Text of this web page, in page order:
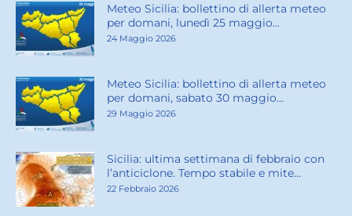
Meteo Sicilia: bollettino di allerta meteo
per domani, lunedì 25 maggio...
24 Maggio 2026
Meteo Sicilia: bollettino di allerta meteo
per domani, sabato 30 maggio...
29 Maggio 2026
Sicilia: ultima settimana di febbraio con
l’anticiclone. Tempo stabile e mite...
22 Febbraio 2026